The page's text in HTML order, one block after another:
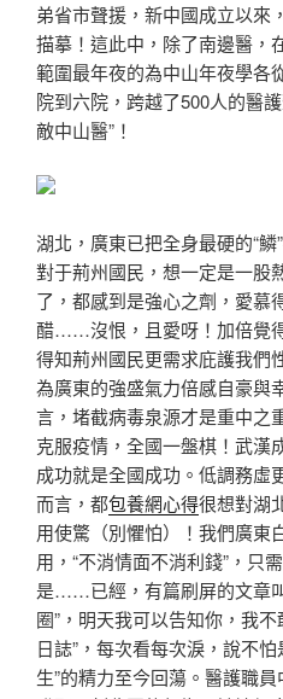
弟省市聲援，新中國成立以來
描摹！這此中，除了南邊醫，
範圍最年夜的為中山年夜學各
院到六院，跨越了500人的醫
敵中山醫”！
湖北，廣東已把全身最硬的“鱗
對于荊州國民，想一定是一股
了，都感到是強心之劑，愛
醋……沒恨，且愛呀！加倍覺
得知荊州國民更需求庇護我們
為廣東的強盛氣力倍感自豪與
言，堵截病毒泉源才是重中之
克服疫情，全國一盤棋！武漢
成功就是全國成功。低調務虛
而言，都包養網心得很想對湖
用使驚（別懼怕）！我們廣東
用，“不消情面不消利錢”，只
是……已經，有篇刷屏的文章
圈”，明天我可以告知你，我不
日誌”，每次看每次淚，說不
生”的精力至今回蕩。醫護職